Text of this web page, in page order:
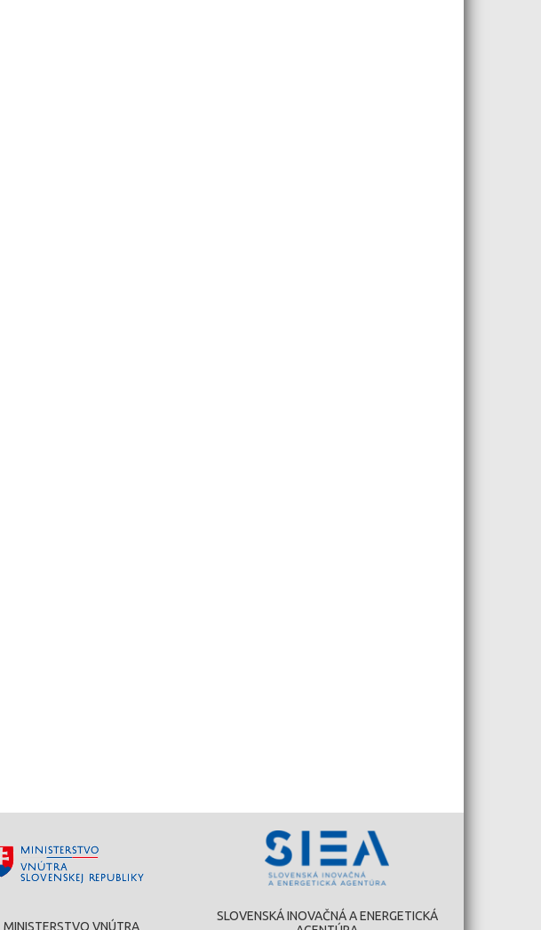
MINISTERSTVO VNÚTRA
SLOVENSKÁ INOVAČNÁ A ENERGETICKÁ